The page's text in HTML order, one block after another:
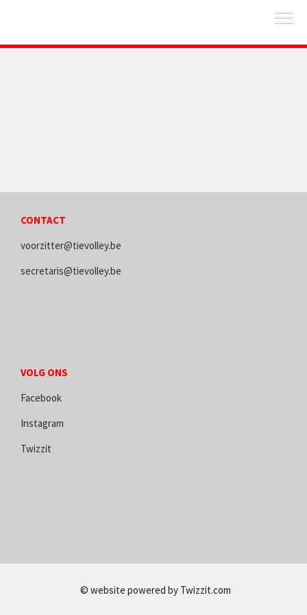
CONTACT
voorzitter@tievolley.be
secretaris@tievolley.be
VOLG ONS
Facebook
Instagram
Twizzit
© website powered by Twizzit.com